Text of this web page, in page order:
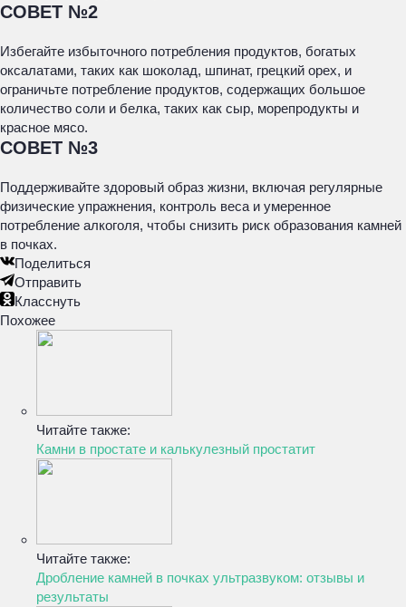
СОВЕТ №2
Избегайте избыточного потребления продуктов, богатых
оксалатами, таких как шоколад, шпинат, грецкий орех, и
ограничьте потребление продуктов, содержащих большое
количество соли и белка, таких как сыр, морепродукты и
красное мясо.
СОВЕТ №3
Поддерживайте здоровый образ жизни, включая регулярные
физические упражнения, контроль веса и умеренное
потребление алкоголя, чтобы снизить риск образования камней
в почках.
Поделиться
Отправить
Класснуть
Похожее
Читайте также:
Камни в простате и калькулезный простатит
Читайте также:
Дробление камней в почках ультразвуком: отзывы и
результаты